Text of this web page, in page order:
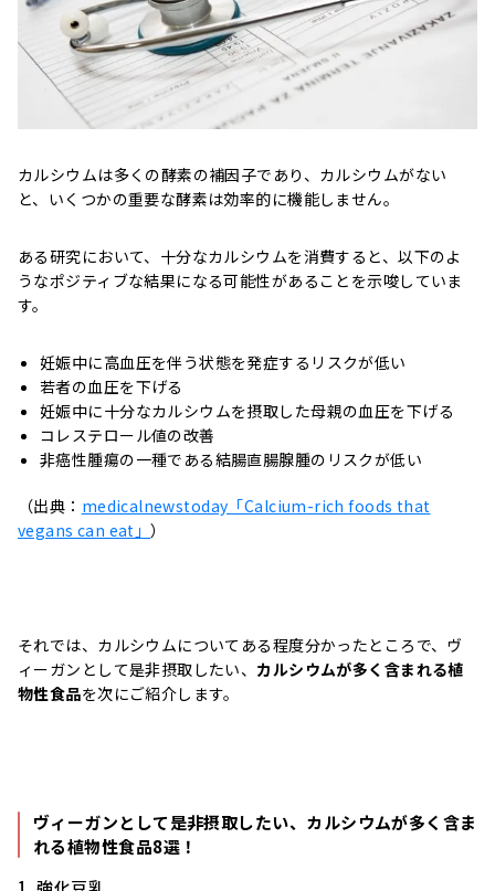
カルシウムは多くの酵素の補因子であり、カルシウムがない
と、いくつかの重要な酵素は効率的に機能しません。
ある研究において、十分なカルシウムを消費すると、以下のよ
うなポジティブな結果になる可能性があることを示唆していま
す。
妊娠中に高血圧を伴う状態を発症するリスクが低い
若者の血圧を下げる
妊娠中に十分なカルシウムを摂取した母親の血圧を下げる
コレステロール値の改善
非癌性腫瘍の一種である結腸直腸腺腫のリスクが低い
（出典： medicalnewstoday「Calcium-rich foods that
vegans can eat」）
それでは、カルシウムについてある程度分かったところで、ヴ
ィーガンとして是非摂取したい、 カルシウムが多く含まれる植
物性食品を次にご紹介します。
ヴィーガンとして是非摂取したい、カルシウムが多く含ま
れる植物性食品8選！